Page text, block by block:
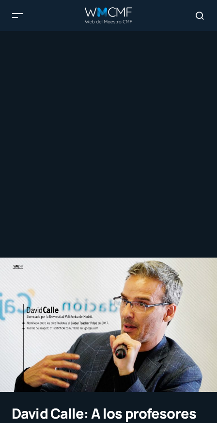
David Calle: A los profesores